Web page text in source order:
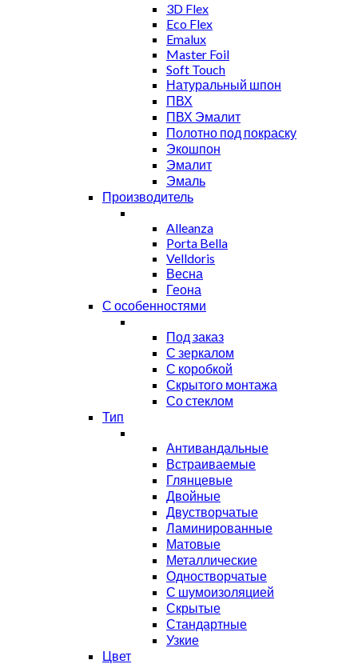
3D Flex
Eco Flex
Emalux
Master Foil
Soft Touch
Натуральный шпон
ПВХ
ПВХ Эмалит
Полотно под покраску
Экошпон
Эмалит
Эмаль
Производитель
Alleanza
Porta Bella
Velldoris
Весна
Геона
С особенностями
Под заказ
С зеркалом
С коробкой
Скрытого монтажа
Со стеклом
Тип
Антивандальные
Встраиваемые
Глянцевые
Двойные
Двустворчатые
Ламинированные
Матовые
Металлические
Одностворчатые
С шумоизоляцией
Скрытые
Стандартные
Узкие
Цвет